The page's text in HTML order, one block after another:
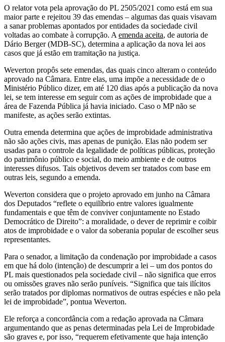
O relator vota pela aprovação do PL 2505/2021 como está em sua
maior parte e rejeitou 39 das emendas – algumas das quais visavam
a sanar problemas apontados por entidades da sociedade civil
voltadas ao combate à corrupção. A emenda aceita, de autoria de
Dário Berger (MDB-SC), determina a aplicação da nova lei aos
casos que já estão em tramitação na justiça.
Weverton propôs sete emendas, das quais cinco alteram o conteúdo
aprovado na Câmara. Entre elas, uma impõe a necessidade de o
Ministério Público dizer, em até 120 dias após a publicação da nova
lei, se tem interesse em seguir com as ações de improbidade que a
área de Fazenda Pública já havia iniciado. Caso o MP não se
manifeste, as ações serão extintas.
Outra emenda determina que ações de improbidade administrativa
não são ações civis, mas apenas de punição. Elas não podem ser
usadas para o controle da legalidade de políticas públicas, proteção
do patrimônio público e social, do meio ambiente e de outros
interesses difusos. Tais objetivos devem ser tratados com base em
outras leis, segundo a emenda.
Weverton considera que o projeto aprovado em junho na Câmara
dos Deputados “reflete o equilíbrio entre valores igualmente
fundamentais e que têm de conviver conjuntamente no Estado
Democrático de Direito”: a moralidade, o dever de reprimir e coibir
atos de improbidade e o valor da soberania popular de escolher seus
representantes.
Para o senador, a limitação da condenação por improbidade a casos
em que há dolo (intenção) de descumprir a lei – um dos pontos do
PL mais questionados pela sociedade civil – não significa que erros
ou omissões graves não serão puníveis. “Significa que tais ilícitos
serão tratados por diplomas normativos de outras espécies e não pela
lei de improbidade”, pontua Weverton.
Ele reforça a concordância com a redação aprovada na Câmara
argumentando que as penas determinadas pela Lei de Improbidade
são graves e, por isso, “requerem efetivamente que haja intenção